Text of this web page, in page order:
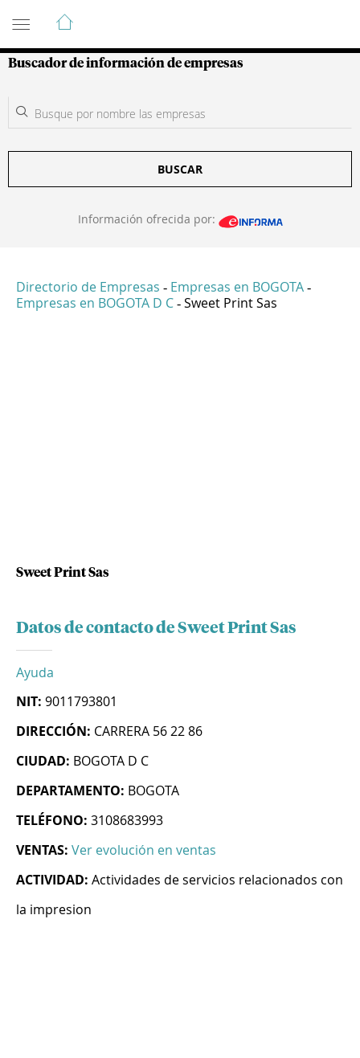
Guía de Empresas Colombianas
Buscador de información de empresas
BUSCAR
Información ofrecida por:
Directorio de Empresas - Empresas en BOGOTA -
Empresas en BOGOTA D C - Sweet Print Sas
Sweet Print Sas
Datos de contacto de Sweet Print Sas
Ayuda
NIT: 9011793801
DIRECCIÓN: CARRERA 56 22 86
CIUDAD: BOGOTA D C
DEPARTAMENTO: BOGOTA
TELÉFONO: 3108683993
VENTAS: Ver evolución en ventas
ACTIVIDAD: Actividades de servicios relacionados con
la impresion